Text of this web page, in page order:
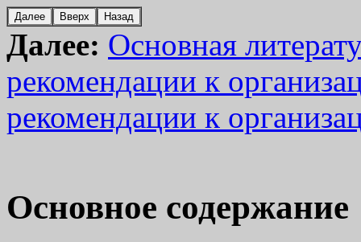
Далее: Основная
рекомендации к
рекомендации к
Основное содержание